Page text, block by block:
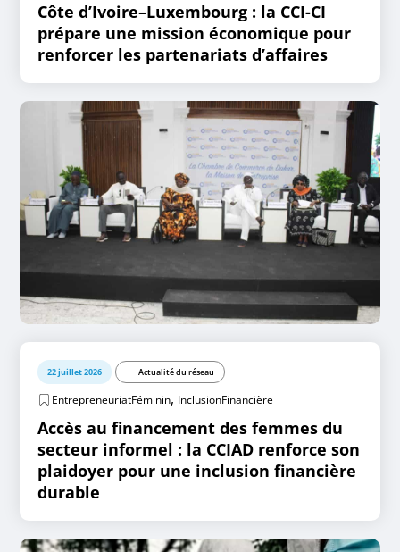
Côte d’Ivoire–Luxembourg : la CCI-CI
prépare une mission économique pour
renforcer les partenariats d’affaires
22 juillet 2026 Actualité du réseau
EntrepreneuriatFéminin, InclusionFinancière
Accès au financement des femmes du
secteur informel : la CCIAD renforce son
plaidoyer pour une inclusion financière
durable